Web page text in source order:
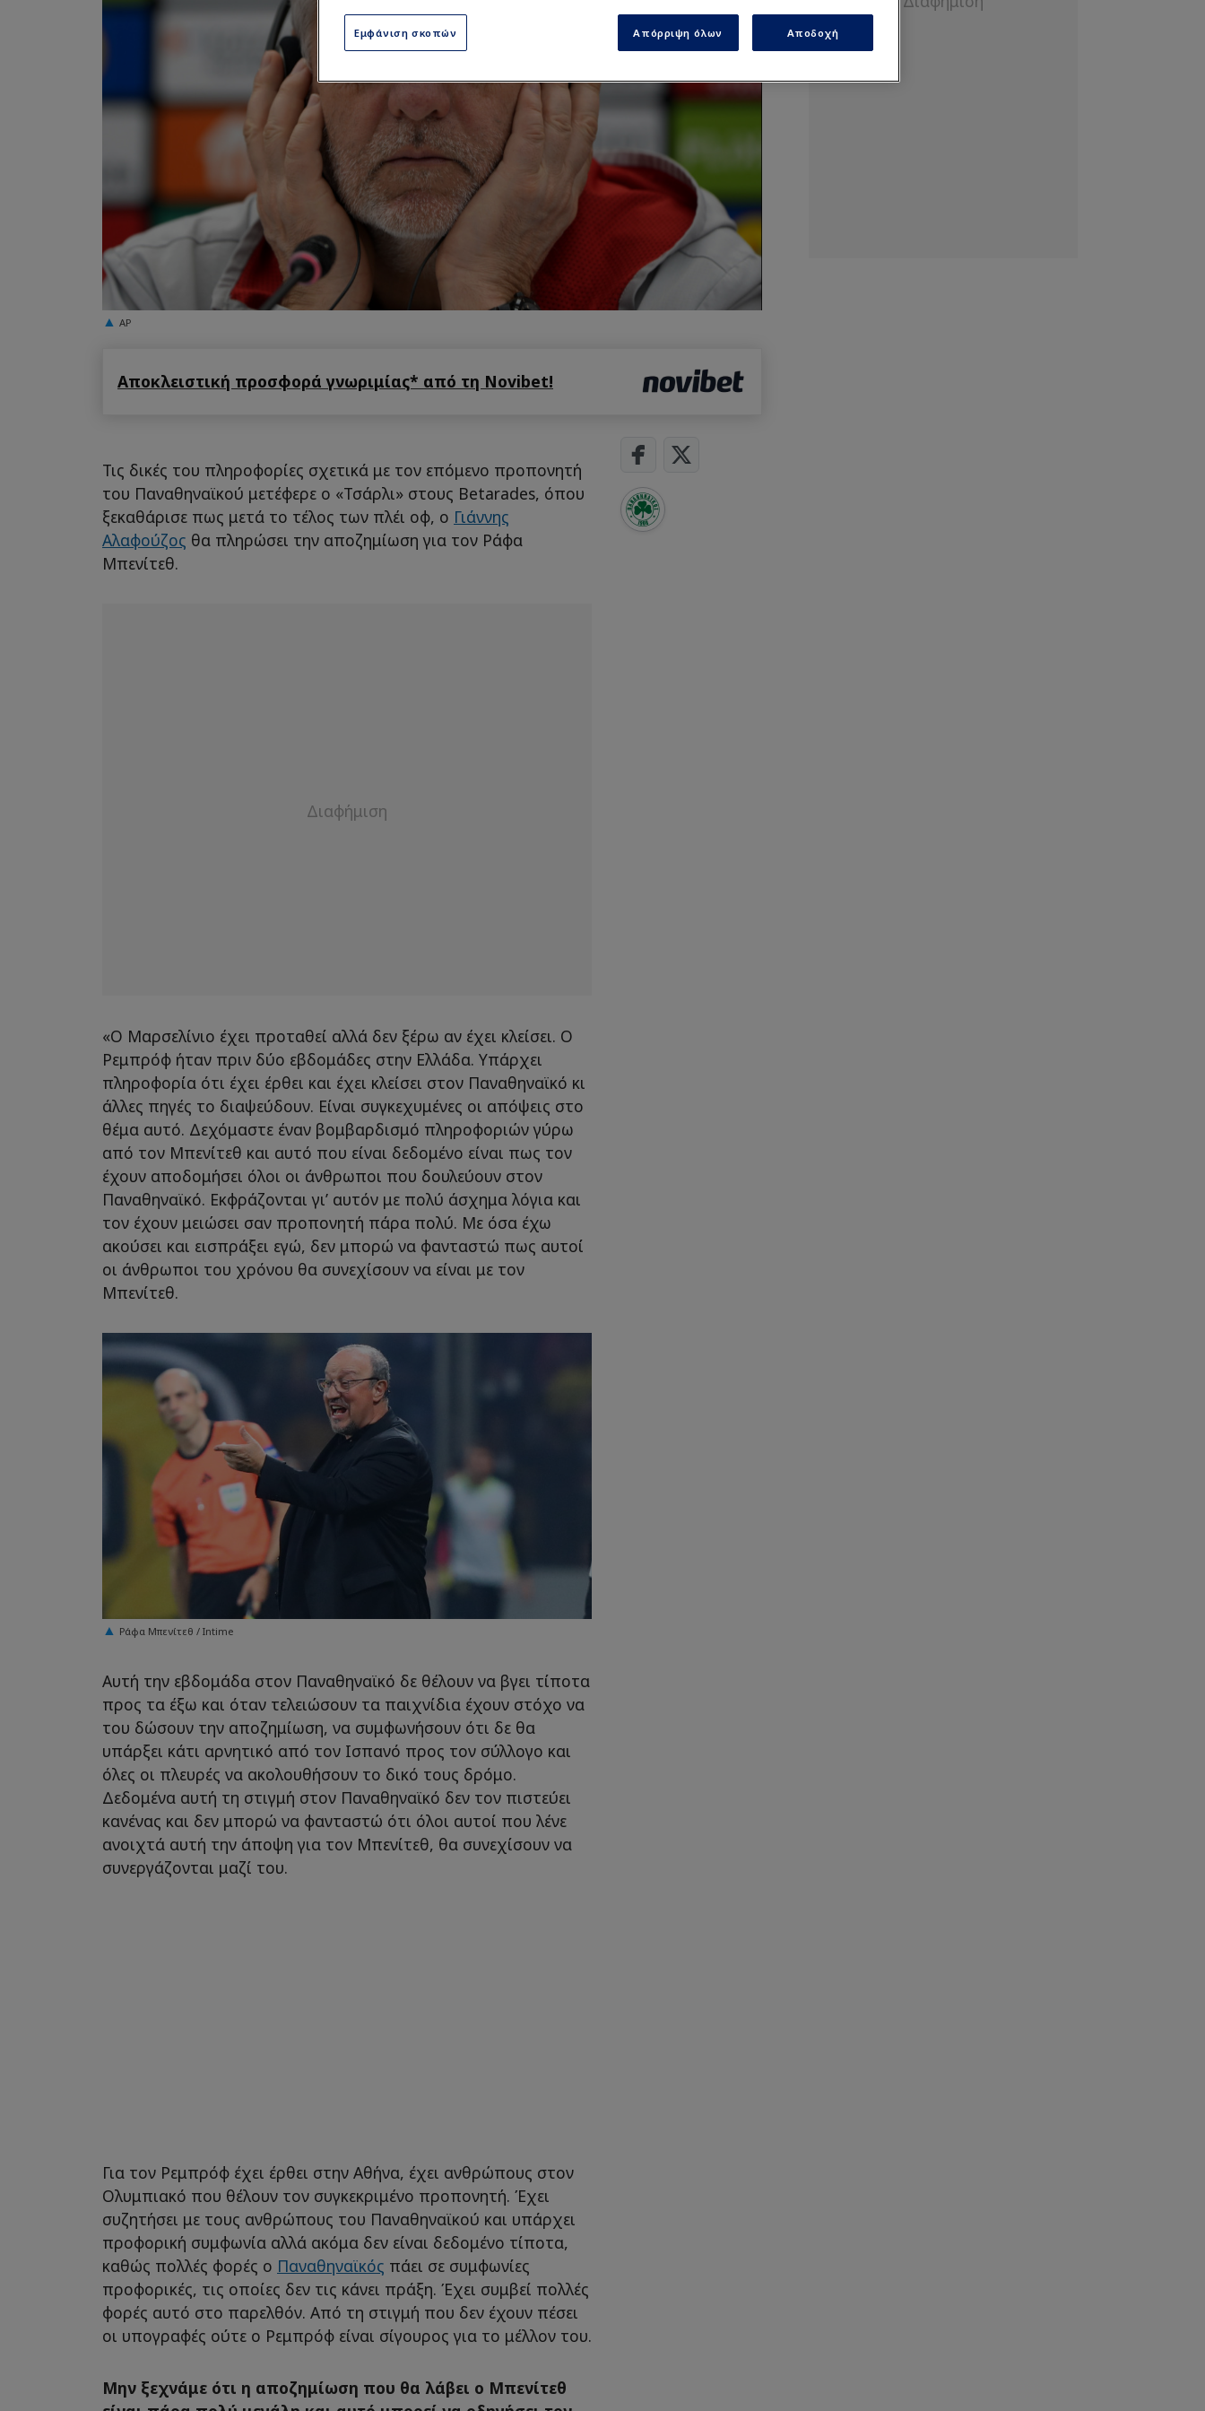
AP
Αποκλειστική προσφορά γνωριμίας* από τη Novibet!
Τις δικές του πληροφορίες σχετικά με τον επόμενο προπονητή
του Παναθηναϊκού μετέφερε ο «Τσάρλι» στους Betarades, όπου
ξεκαθάρισε πως μετά το τέλος των πλέι οφ, ο Γιάννης
Αλαφούζος θα πληρώσει την αποζημίωση για τον Ράφα
Μπενίτεθ.
«Ο Μαρσελίνιο έχει προταθεί αλλά δεν ξέρω αν έχει κλείσει. Ο
Ρεμπρόφ ήταν πριν δύο εβδομάδες στην Ελλάδα. Υπάρχει
πληροφορία ότι έχει έρθει και έχει κλείσει στον Παναθηναϊκό κι
άλλες πηγές το διαψεύδουν. Είναι συγκεχυμένες οι απόψεις στο
θέμα αυτό. Δεχόμαστε έναν βομβαρδισμό πληροφοριών γύρω
από τον Μπενίτεθ και αυτό που είναι δεδομένο είναι πως τον
έχουν αποδομήσει όλοι οι άνθρωποι που δουλεύουν στον
Παναθηναϊκό. Εκφράζονται γι’ αυτόν με πολύ άσχημα λόγια και
τον έχουν μειώσει σαν προπονητή πάρα πολύ. Με όσα έχω
ακούσει και εισπράξει εγώ, δεν μπορώ να φανταστώ πως αυτοί
οι άνθρωποι του χρόνου θα συνεχίσουν να είναι με τον
Μπενίτεθ.
Ράφα Μπενίτεθ / Intime
Αυτή την εβδομάδα στον Παναθηναϊκό δε θέλουν να βγει τίποτα
προς τα έξω και όταν τελειώσουν τα παιχνίδια έχουν στόχο να
του δώσουν την αποζημίωση, να συμφωνήσουν ότι δε θα
υπάρξει κάτι αρνητικό από τον Ισπανό προς τον σύλλογο και
όλες οι πλευρές να ακολουθήσουν το δικό τους δρόμο.
Δεδομένα αυτή τη στιγμή στον Παναθηναϊκό δεν τον πιστεύει
κανένας και δεν μπορώ να φανταστώ ότι όλοι αυτοί που λένε
ανοιχτά αυτή την άποψη για τον Μπενίτεθ, θα συνεχίσουν να
συνεργάζονται μαζί του.
Για τον Ρεμπρόφ έχει έρθει στην Αθήνα, έχει ανθρώπους στον
Ολυμπιακό που θέλουν τον συγκεκριμένο προπονητή. Έχει
συζητήσει με τους ανθρώπους του Παναθηναϊκού και υπάρχει
προφορική συμφωνία αλλά ακόμα δεν είναι δεδομένο τίποτα,
καθώς πολλές φορές ο Παναθηναϊκός πάει σε συμφωνίες
προφορικές, τις οποίες δεν τις κάνει πράξη. Έχει συμβεί πολλές
φορές αυτό στο παρελθόν. Από τη στιγμή που δεν έχουν πέσει
οι υπογραφές ούτε ο Ρεμπρόφ είναι σίγουρος για το μέλλον του.
Μην ξεχνάμε ότι η αποζημίωση που θα λάβει ο Μπενίτεθ
Εμφάνιση σκοπών Απόρριψη όλων Αποδοχή